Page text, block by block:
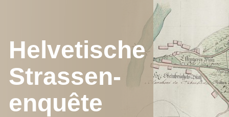
Helvetische
Strassen-
enquête